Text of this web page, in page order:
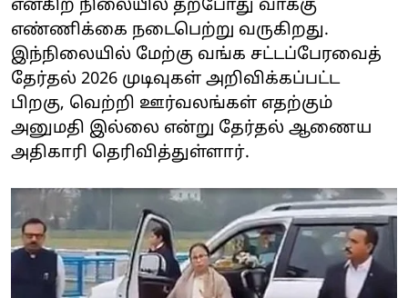
என்கிற நிலையில் தற்போது வாக்கு
எண்ணிக்கை நடைபெற்று வருகிறது.
இந்நிலையில் மேற்கு வங்க சட்டப்பேரவைத்
தேர்தல் 2026 முடிவுகள் அறிவிக்கப்பட்ட
பிறகு, வெற்றி ஊர்வலங்கள் எதற்கும்
அனுமதி இல்லை என்று தேர்தல் ஆணைய
அதிகாரி தெரிவித்துள்ளார்.